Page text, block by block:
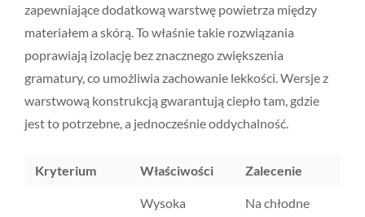
zapewniające dodatkową warstwę powietrza między
materiałem a skórą. To właśnie takie rozwiązania
poprawiają izolację bez znacznego zwiększenia
gramatury, co umożliwia zachowanie lekkości. Wersje z
warstwową konstrukcją gwarantują ciepło tam, gdzie
jest to potrzebne, a jednocześnie oddychalność.
Kryterium Właściwości Zalecenie
Wysoka
Na chłodne